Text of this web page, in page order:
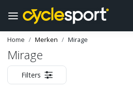
Home Merken Mirage
Mirage
Filters